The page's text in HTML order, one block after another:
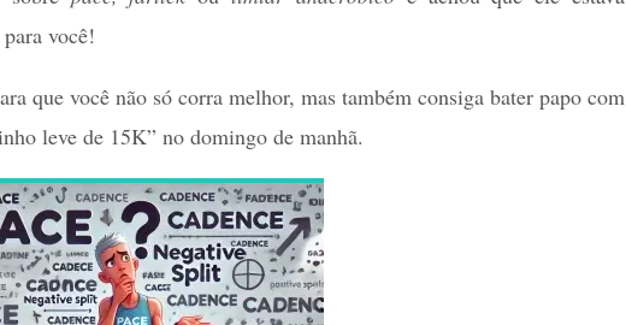
você!
que você não só corra melhor, mas também consiga bater papo com
leve de 15K” no domingo de manhã.